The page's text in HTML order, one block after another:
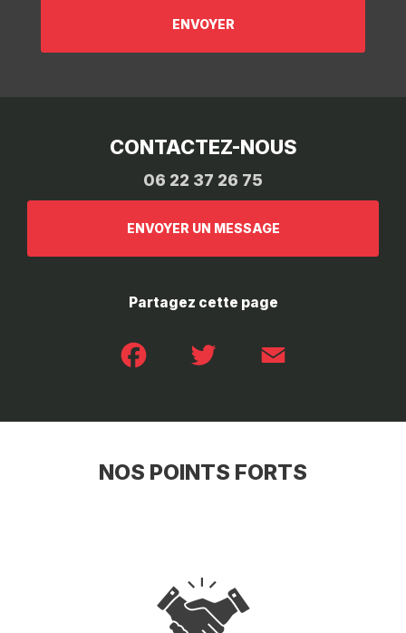
CONTACTEZ-NOUS
06 22 37 26 75
ENVOYER UN MESSAGE
Partagez cette page
NOS POINTS FORTS